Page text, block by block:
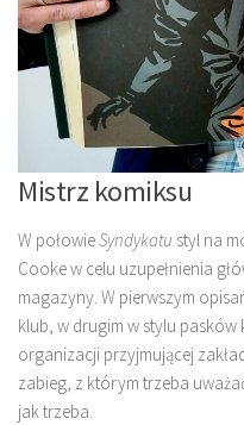
Mistrz komiksu
W połowieSyndykatu styl na
Cooke w celu uzupełnienia
magazyny. W pierwszym
klub, w drugim w stylu
organizacji przyjmującej
zabieg, z którym trzeba
jak trzeba.